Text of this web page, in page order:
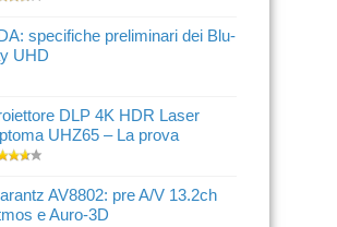
specifiche preliminari dei Blu-
UHD
DLP 4K HDR Laser
UHZ65 – La prova
AV8802: pre A/V 13.2ch
e Auro-3D